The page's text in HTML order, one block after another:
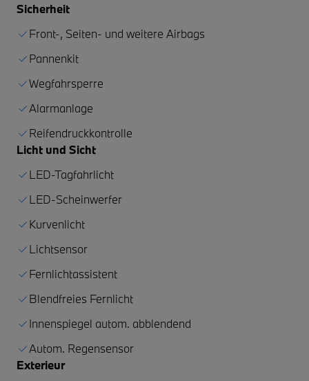
Sicherheit
Front-, Seiten- und weitere Airbags
Pannenkit
Wegfahrsperre
Alarmanlage
Reifendruckkontrolle
Licht und Sicht
LED-Tagfahrlicht
LED-Scheinwerfer
Kurvenlicht
Lichtsensor
Fernlichtassistent
Blendfreies Fernlicht
Innenspiegel autom. abblendend
Autom. Regensensor
Exterieur